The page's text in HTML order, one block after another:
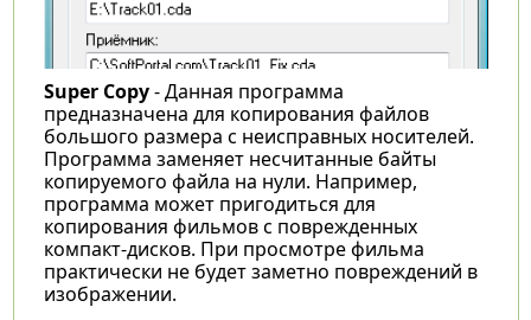
Super Copy- Данная программа
предназначена для копирования файлов
большого размера с неисправных носителей.
Программа заменяет несчитанные байты
копируемого файла на нули. Например,
программа может пригодиться для
копирования фильмов с поврежденных
компакт-дисков. При просмотре фильма
практически не будет заметно повреждений в
изображении.